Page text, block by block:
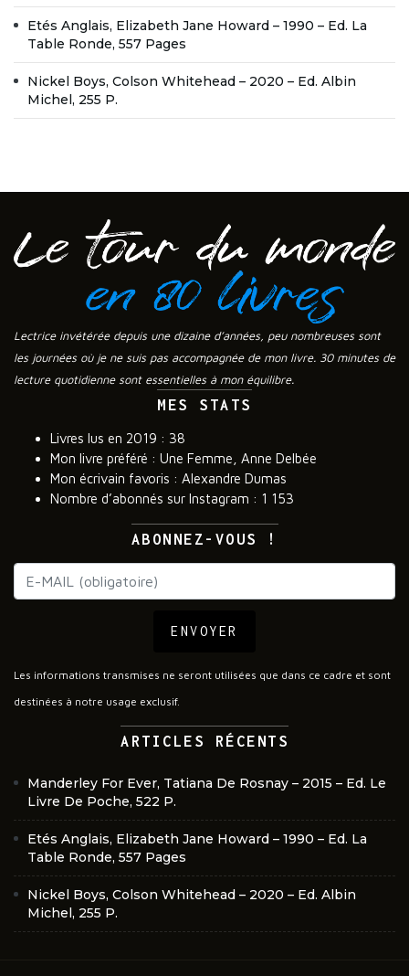
Etés Anglais, Elizabeth Jane Howard – 1990 – Ed. La
Table Ronde, 557 Pages
Nickel Boys, Colson Whitehead – 2020 – Ed. Albin
Michel, 255 P.
Lectrice invétérée depuis une dizaine d’années, peu nombreuses sont
les journées où je ne suis pas accompagnée de mon livre. 30 minutes de
lecture quotidienne sont essentielles à mon équilibre.
MES STATS
Livres lus en 2019 : 38
Mon livre préféré : Une Femme, Anne Delbée
Mon écrivain favoris : Alexandre Dumas
Nombre d’abonnés sur Instagram : 1 153
ABONNEZ-VOUS !
ENVOYER
Les informations transmises ne seront utilisées que dans ce cadre et sont
destinées à notre usage exclusif.
ARTICLES RÉCENTS
Manderley For Ever, Tatiana De Rosnay – 2015 – Ed. Le
Livre De Poche, 522 P.
Etés Anglais, Elizabeth Jane Howard – 1990 – Ed. La
Table Ronde, 557 Pages
Nickel Boys, Colson Whitehead – 2020 – Ed. Albin
Michel, 255 P.